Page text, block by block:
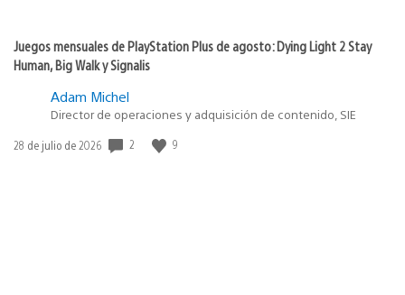
Juegos mensuales de PlayStation Plus de agosto: Dying Light 2 Stay
Human, Big Walk y Signalis
Adam Michel
Director de operaciones y adquisición de contenido, SIE
Fecha
28 de julio de 2026 2 9